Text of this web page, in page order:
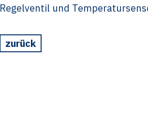
Regelventil und
zurück